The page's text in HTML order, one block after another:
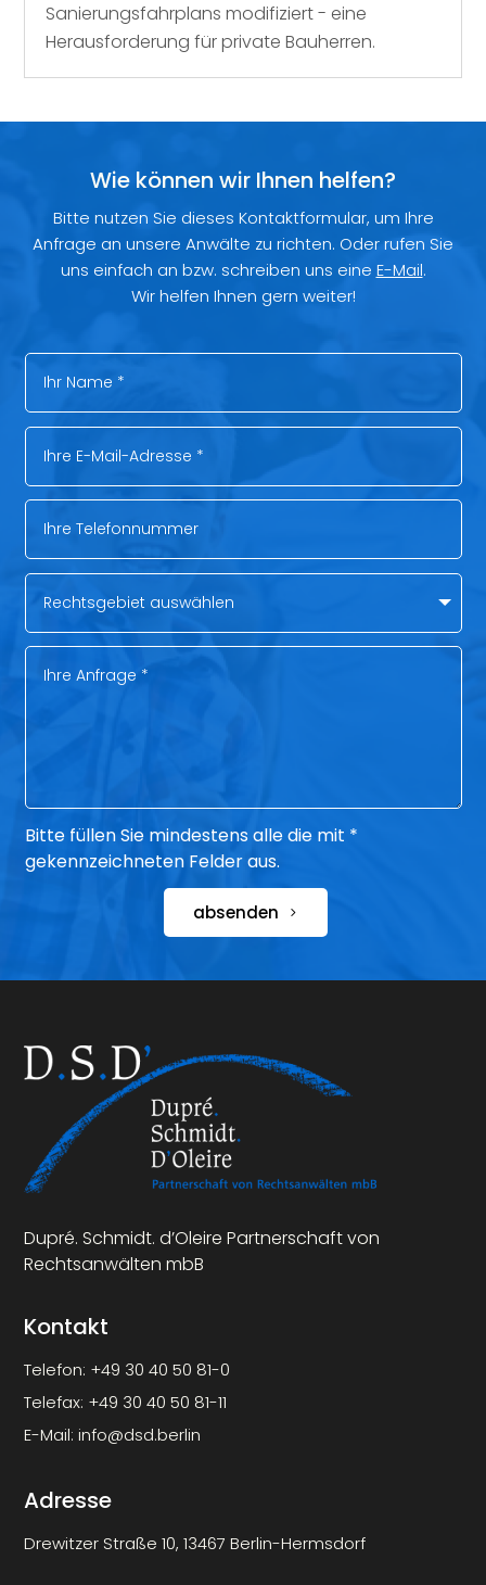
Sanierungsfahrplans modifiziert - eine
Herausforderung für private Bauherren.
Wie können wir Ihnen helfen?
Bitte nutzen Sie dieses Kontaktformular, um Ihre
Anfrage an unsere Anwälte zu richten. Oder rufen Sie
uns einfach an bzw. schreiben uns eine E-Mail.
Wir helfen Ihnen gern weiter!
Bitte füllen Sie mindestens alle die mit *
gekennzeichneten Felder aus.
absenden
Dupré. Schmidt. d’Oleire Partnerschaft von
Rechtsanwälten mbB
Kontakt
Telefon: +49 30 40 50 81-0
Telefax: +49 30 40 50 81-11
E-Mail:info@dsd.berlin
Adresse
Drewitzer Straße 10, 13467 Berlin-Hermsdorf